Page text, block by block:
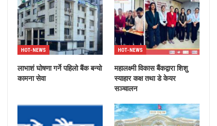
HOT-NEWS
लाभाशं घोषणा गर्ने पहिलो बैंक बन्यो
कामना सेवा
HOT-NEWS
महालक्ष्मी विकास बैंकद्वारा शिशु
स्याहार कक्ष तथा डे केयर
सञ्चालन